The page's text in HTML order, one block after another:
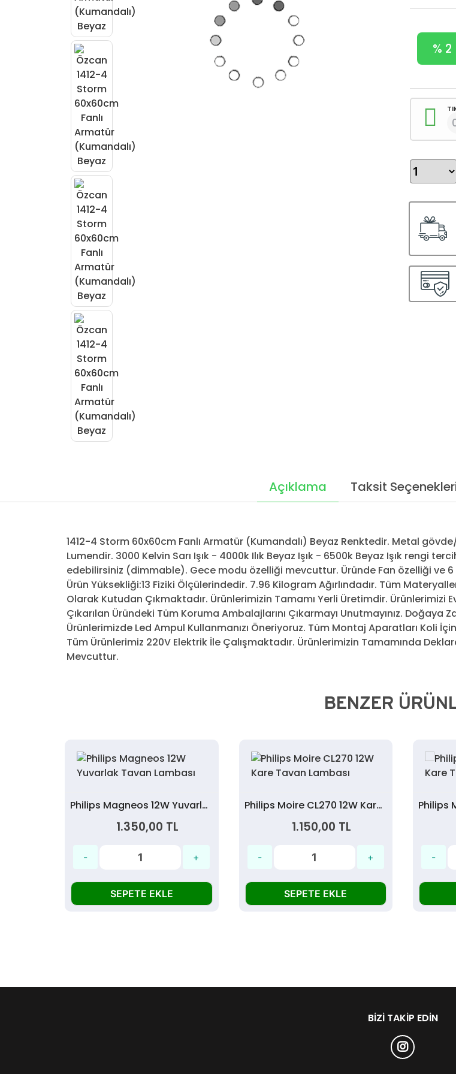
% 2
Açıklama Taksit
1412-4 Storm 60x60cm Fanlı Armatür (Kumandalı) Beyaz Renktedir. Metal
Lumendir. 3000 Kelvin Sarı Işık - 4000k Ilık Beyaz Işık - 6500k Beyaz Işık rengi
edebilirsiniz (dimmable). Gece modu özelliği mevcuttur. Üründe Fan özelliği ve 6
Ürün Yüksekliği:13 Fiziki Ölçülerindedir. 7.96 Kilogram Ağırlındadır. Tüm
Olarak Kutudan Çıkmaktadır. Ürünlerimizin Tamamı Yerli Üretimdir.
Çıkarılan Üründeki Tüm Koruma Ambalajlarını Çıkarmayı Unutmayınız. Doğaya
Ürünlerimizde Led Ampul Kullanmanızı Öneriyoruz. Tüm Montaj Aparatları Koli
Tüm Ürünlerimiz 220V Elektrik İle Çalışmaktadır. Ürünlerimizin Tamamında
Mevcuttur.
BENZER
Philips Magneos 12W Yuvarlak Tavan Lambası
1.350,00 TL
SEPETE EKLE
Philips Moire CL270 12W Kare Tavan Lambası
1.150,00 TL
SEPETE EKLE
BIZI TAKIP EDIN